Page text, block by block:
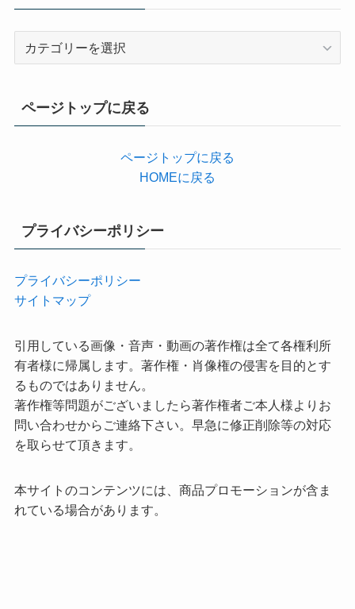
ページトップに戻る
ページトップに戻る
HOMEに戻る
プライバシーポリシー
プライバシーポリシー
サイトマップ
引用している画像・音声・動画の著作権は全て各権利所
有者様に帰属します。著作権・肖像権の侵害を目的とす
るものではありません。
著作権等問題がございましたら著作権者ご本人様よりお
問い合わせからご連絡下さい。早急に修正削除等の対応
を取らせて頂きます。
本サイトのコンテンツには、商品プロモーションが含ま
れている場合があります。